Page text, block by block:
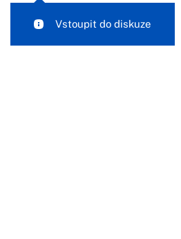
Vstoupit do diskuze